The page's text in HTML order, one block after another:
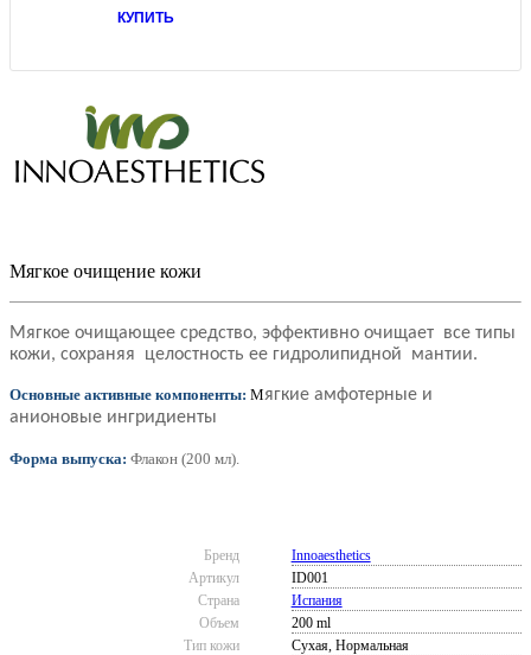
КУПИТЬ
Мягкое очищение кожи
Мягкое очищающее средство, эффективно очищает все типы
кожи, сохраняя целостность ее гидролипидной мантии.
Основные активные компоненты: Мягкие амфотерные и
анионовые ингридиенты
Форма выпуска: Флакон (200 мл).
Бренд
Innoaesthetics
Артикул
ID001
Страна
Испания
Объем
200 ml
Тип кожи
Сухая, Нормальная